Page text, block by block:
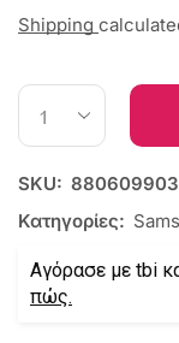
Shipping
SKU:
Κατηγορίες:
Αγόρασε με tbi
πώς.